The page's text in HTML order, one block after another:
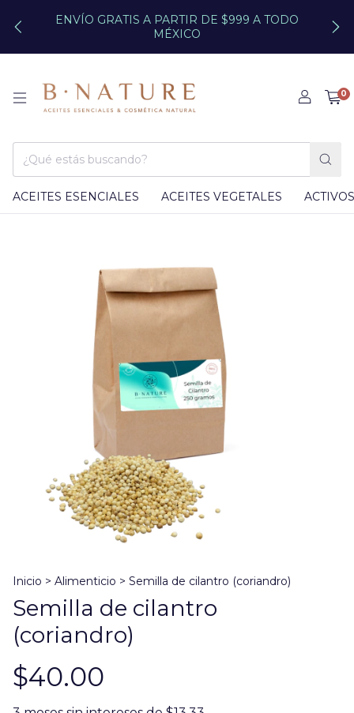
ENVÍO GRATIS A PARTIR DE $999 A TODO
MÉXICO
0
ACEITES ESENCIALES ACEITES VEGETALES
Inicio > Alimenticio > Semilla de cilantro (coriandro)
Semilla de cilantro
(coriandro)
$40.00